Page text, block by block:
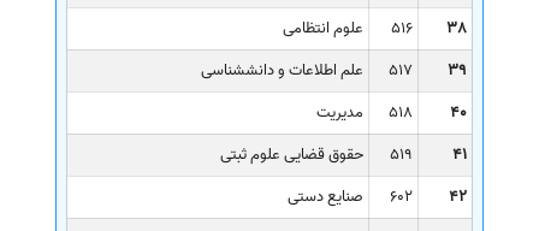
38
516
علوم انتظامی
39
517
علم اطلاعات و دانششناسی
40
518
مدیریت
41
519
حقوق قضایی علوم ثبتی
42
602
صنایع دستی